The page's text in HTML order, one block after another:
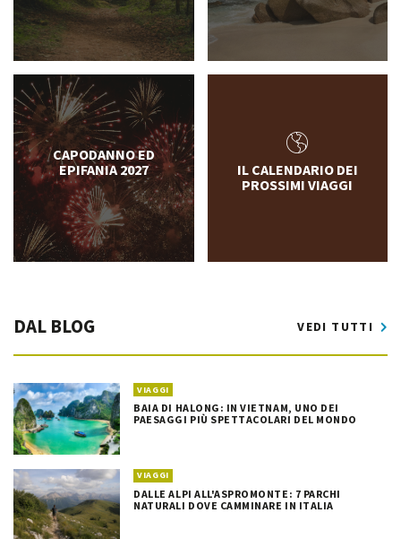
CAPODANNO ED
EPIFANIA 2027
IL CALENDARIO DEI
PROSSIMI VIAGGI
DAL BLOG VEDI TUTTI
VIAGGI
BAIA DI HALONG: IN VIETNAM, UNO DEI
PAESAGGI PIÙ SPETTACOLARI DEL MONDO
VIAGGI
DALLE ALPI ALL'ASPROMONTE: 7 PARCHI
NATURALI DOVE CAMMINARE IN ITALIA